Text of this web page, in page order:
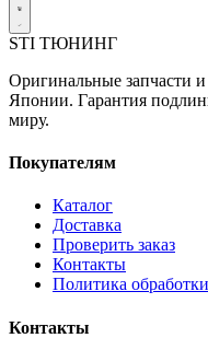
STI ТЮНИНГ
Оригинальные запчасти
Японии. Гарантия
миру.
Покупателям
Каталог
Доставка
Проверить заказ
Контакты
Политика
Контакты